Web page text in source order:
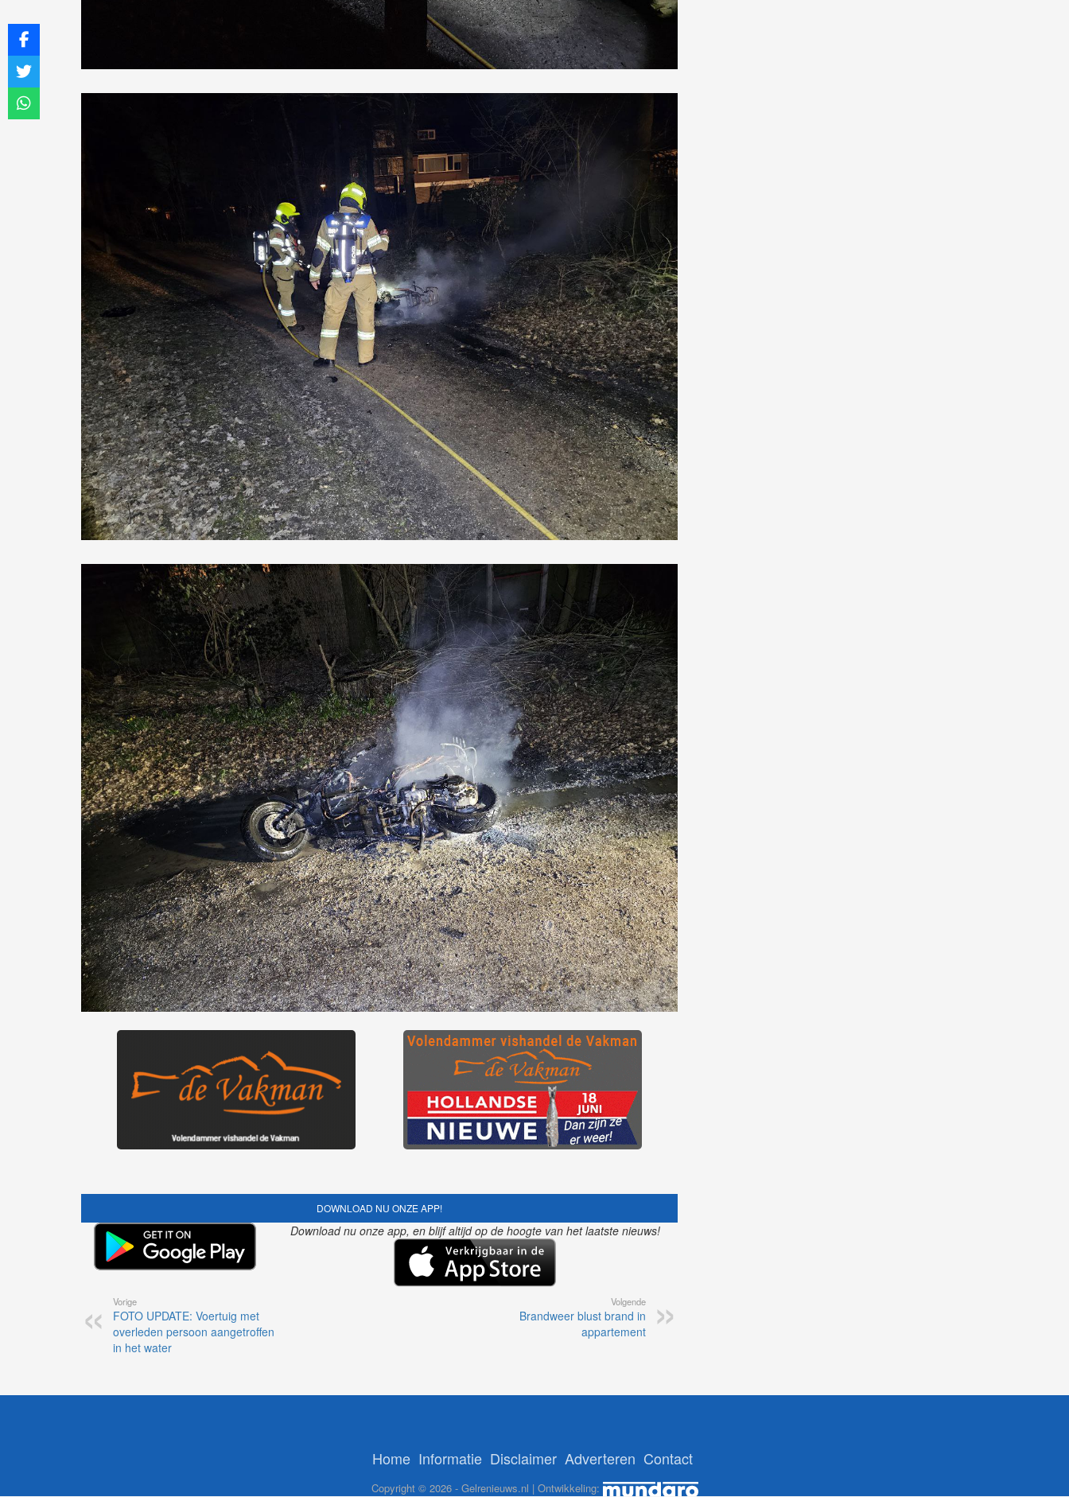
DOWNLOAD NU ONZE APP!
Download nu onze app, en blijf altijd op de hoogte van het laatste nieuws!
Vorige
FOTO UPDATE: Voertuig met
overleden persoon aangetroffen
in het water
Volgende
Brandweer blust brand in
appartement
Home Informatie Disclaimer Adverteren Contact
Copyright © 2026 - Gelrenieuws.nl | Ontwikkeling: